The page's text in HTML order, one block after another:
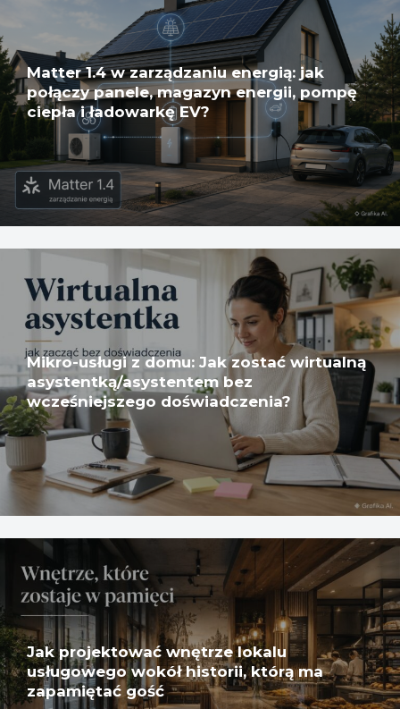
Matter 1.4 w zarządzaniu energią: jak
połączy panele, magazyn energii, pompę
ciepła i ładowarkę EV?
Mikro-usługi z domu: Jak zostać wirtualną
asystentką/asystentem bez
wcześniejszego doświadczenia?
Jak projektować wnętrze lokalu
usługowego wokół historii, którą ma
zapamiętać gość